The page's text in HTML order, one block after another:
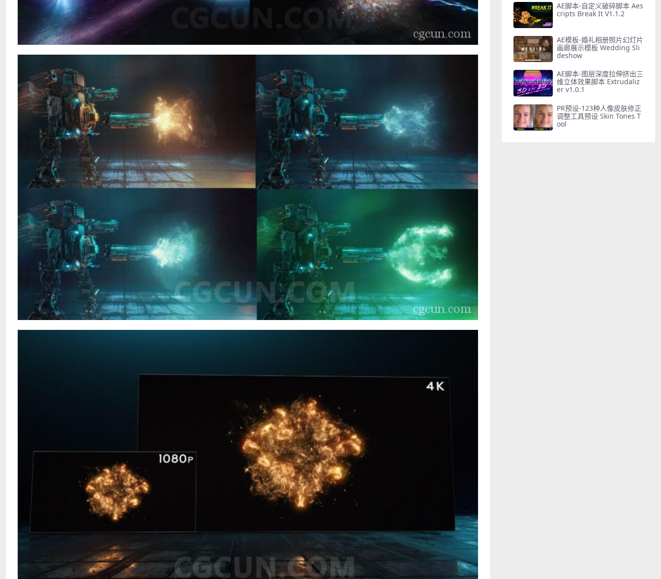
AE脚本-自定义破碎脚本 Aes
cripts Break It V1.1.2
AE模板-婚礼相册照片幻灯片
画廊展示模板 Wedding Sli
deshow
AE脚本-图层深度拉伸挤出三
维立体效果脚本 Extrudaliz
er v1.0.1
PR预设-123种人像皮肤修正
调整工具预设 Skin Tones T
ool